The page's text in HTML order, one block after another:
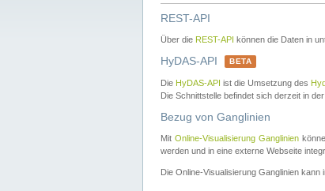
REST-API
Über die REST-API können die Daten in
HyDAS-API BETA
Die HyDAS-API ist die Umsetzung des
Die Schnittstelle befindet sich derzeit in
Bezug von Ganglinien
MitOnline-Visualisierung Ganglinien
werden und in eine externe Webseite
Die Online-Visualisierung Ganglinien kann